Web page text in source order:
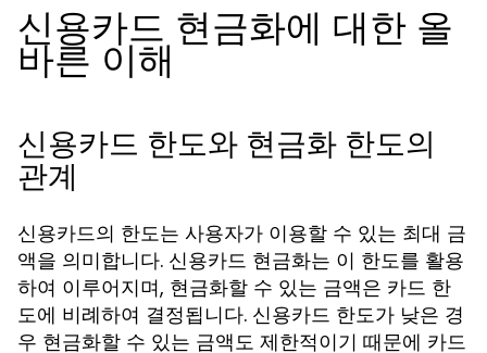
신용카드 현금화에 대한 올
바른 이해
신용카드 한도와 현금화 한도의
관계
신용카드의 한도는 사용자가 이용할 수 있는 최대 금
액을 의미합니다. 신용카드 현금화는 이 한도를 활용
하여 이루어지며, 현금화할 수 있는 금액은 카드 한
도에 비례하여 결정됩니다. 신용카드 한도가 낮은 경
우 현금화할 수 있는 금액도 제한적이기 때문에 카드